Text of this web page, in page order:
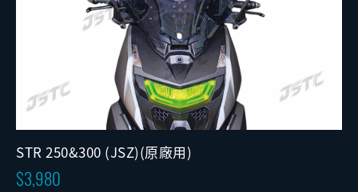
STR 250&300 (JSZ)(原廠用)
3,980